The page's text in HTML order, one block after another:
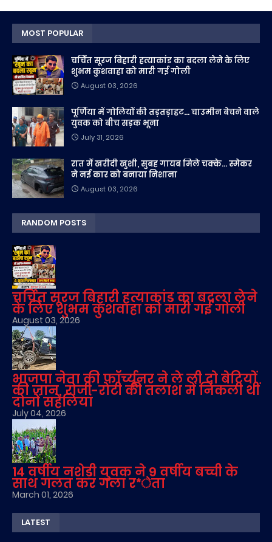
MOST POPULAR
चर्चित सूरज बिहारी हत्याकांड का बदला लेने के लिए
शुभम कुशवाहा को मारी गई गोली
August 03, 2026
पूर्णिया में गोलियों की तड़तड़ाहट... चाउमीन बेचने वाले
युवक को बीच सड़क भूना
July 31, 2026
रात में खरीदी खुशी, सुबह गायब मिले चक्के... स्मेकर
ने नई कार को बनाया निशाना
August 03, 2026
RANDOM POSTS
चर्चित सूरज बिहारी हत्याकांड का बदला लेने
के लिए शुभम कुशवाहा को मारी गई गोली
August 03, 2026
भाजपा नेता की फॉर्च्यूनर ने ले ली दो बेटियों
की जान, रोजी-रोटी की तलाश में निकली थीं
दोनों सहेलियां
July 04, 2026
14 वर्षीय नशेड़ी युवक ने 9 वर्षीय बच्ची के
साथ गलत कर गला र*ेता
March 01, 2026
LATEST